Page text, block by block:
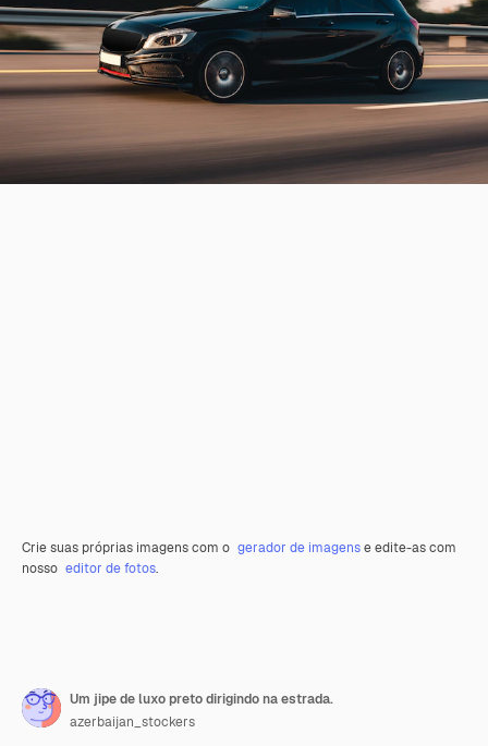
Crie suas próprias imagens com o gerador de imagense edite-as com
nosso editor de fotos.
Um jipe de luxo preto dirigindo na estrada.
azerbaijan_stockers